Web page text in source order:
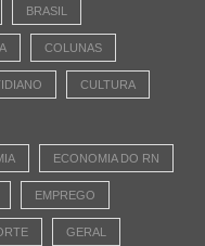
BRASIL
COLUNAS
CULTURA
ECONOMIA DO RN
EMPREGO
GERAL